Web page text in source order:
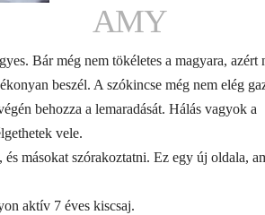
AMY
Bár még nem tökéletes a magyara, azért
beszél. A szókincse még nem elég
behozza a lemaradását. Hálás vagyok a
vele.
másokat szórakoztatni. Ez egy új oldala,
aktív 7 éves kiscsaj.